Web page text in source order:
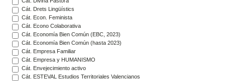
Cát. Drets Lingüístics
Cát. Econ. Feminista
Cát. Econo Colaborativa
Cát. Economía Bien Común (EBC, 2023)
Cát. Economía Bien Común (hasta 2023)
Cát. Empresa Familiar
Cát. Empresa y HUMANISMO
Cát. Envejecimiento activo
Cát. ESTEVAL Estudios Territoriales Valencianos